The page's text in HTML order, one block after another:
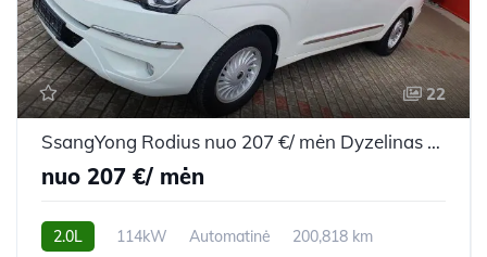
22
SsangYong Rodius nuo 207 €/ mėn Dyzelinas 2014m. Vienatūris Automatinė
nuo 207 €/ mėn
2.0L 114kW Automatinė
200,818 km